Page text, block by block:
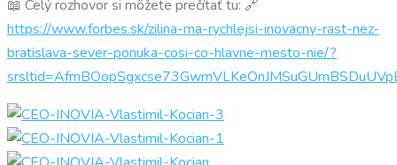
📖 Celý rozhovor si môžete prečítať tu: 🔗
https://www.forbes.sk/zilina-ma-rychlejsi-inovacny-rast-nez-
bratislava-sever-ponuka-cosi-co-hlavne-mesto-nie/?